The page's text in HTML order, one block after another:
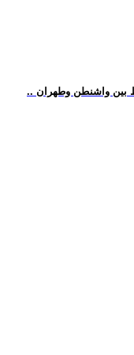
بين واشنطن وطهران